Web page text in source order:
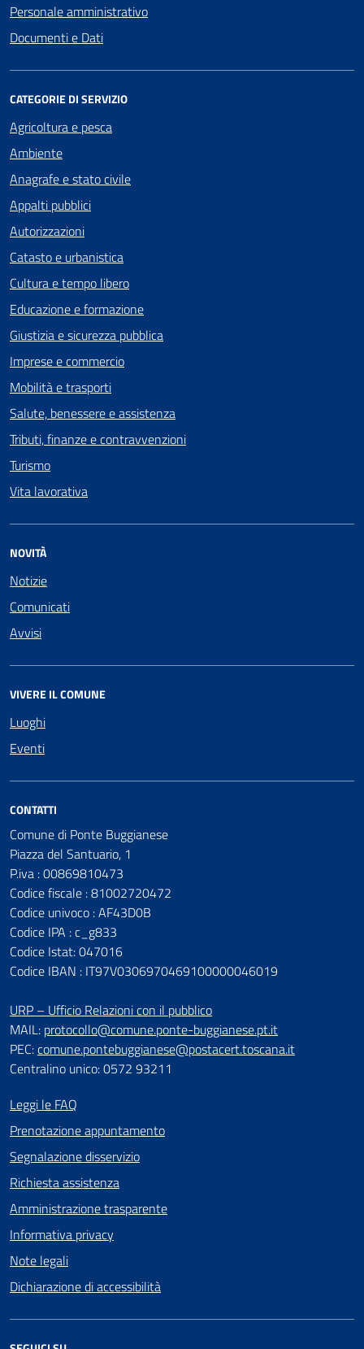
Personale amministrativo
Documenti e Dati
CATEGORIE DI SERVIZIO
Agricoltura e pesca
Ambiente
Anagrafe e stato civile
Appalti pubblici
Autorizzazioni
Catasto e urbanistica
Cultura e tempo libero
Educazione e formazione
Giustizia e sicurezza pubblica
Imprese e commercio
Mobilità e trasporti
Salute, benessere e assistenza
Tributi, finanze e contravvenzioni
Turismo
Vita lavorativa
NOVITÀ
Notizie
Comunicati
Avvisi
VIVERE IL COMUNE
Luoghi
Eventi
CONTATTI
Comune di Ponte Buggianese
Piazza del Santuario, 1
P.iva : 00869810473
Codice fiscale : 81002720472
Codice univoco : AF43D0B
Codice IPA : c_g833
Codice Istat: 047016
Codice IBAN : IT97V0306970469100000046019
URP – Ufficio Relazioni con il pubblico
MAIL: protocollo@comune.ponte-buggianese.pt.it
PEC:comune.pontebuggianese@postacert.toscana.it
Centralino unico: 0572 93211
Leggi le FAQ
Prenotazione appuntamento
Segnalazione disservizio
Richiesta assistenza
Amministrazione trasparente
Informativa privacy
Note legali
Dichiarazione di accessibilità